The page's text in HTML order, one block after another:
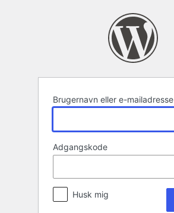
Brugernavn eller e-mailadresse
Adgangskode
Husk mig